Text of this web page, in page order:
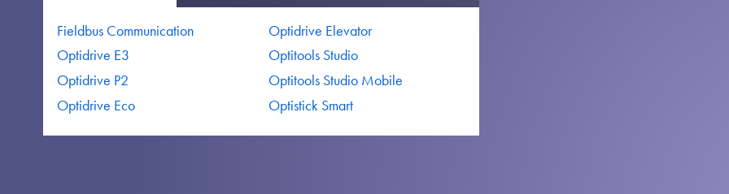
Fieldbus Communication
Optidrive E3
Optidrive P2
Optidrive Eco
Optidrive Elevator
Optitools Studio
Optitools Studio Mobile
Optistick Smart